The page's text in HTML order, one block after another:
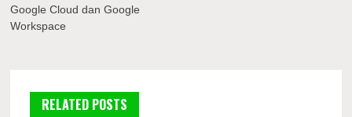
Google Cloud dan Google
Workspace
RELATED POSTS